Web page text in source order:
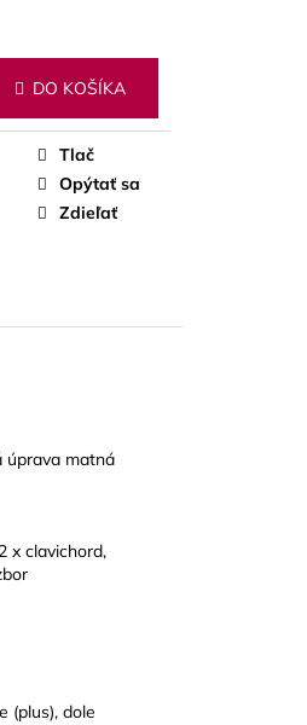
DO KOŠÍKA
Tlač
Opýtať sa
Zdieľať
úprava matná
x clavichord,
(plus), dole